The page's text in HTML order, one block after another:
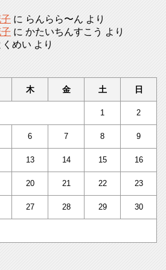
に らんらら〜ん より
に かたいちんすこう より
くめい より
木 金 土 日
1 2
6 7 8 9
13 14 15 16
20 21 22 23
27 28 29 30